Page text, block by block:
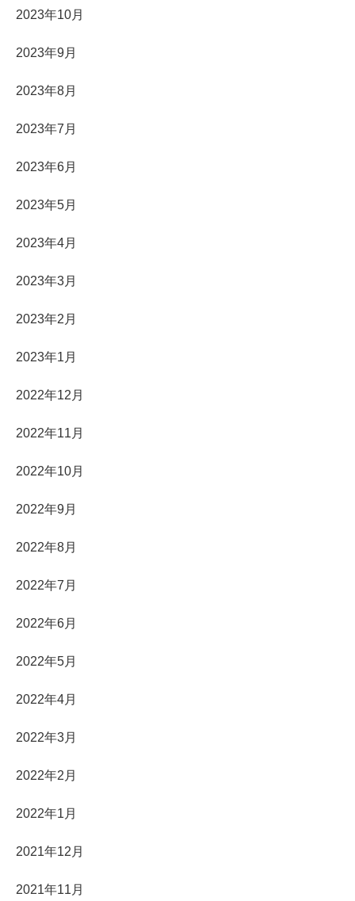
2023年10月
2023年9月
2023年8月
2023年7月
2023年6月
2023年5月
2023年4月
2023年3月
2023年2月
2023年1月
2022年12月
2022年11月
2022年10月
2022年9月
2022年8月
2022年7月
2022年6月
2022年5月
2022年4月
2022年3月
2022年2月
2022年1月
2021年12月
2021年11月